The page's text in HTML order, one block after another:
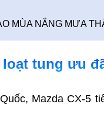
MÙA NẮNG MƯA
loạt tung ưu
Mazda CX-5